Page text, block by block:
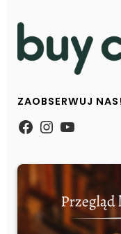
ZAOBSERWUJ NAS!
https://
Instagram
YouTube